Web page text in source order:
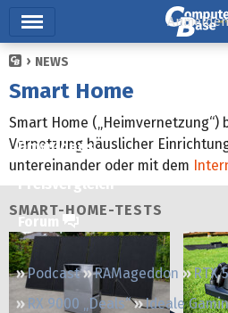
Ticker
Downloads
Preisvergleich
Forum
Podcast RAMageddon
RTX
RX 9000 „Deals“
Ideale
Anmelden
NEWS
Smart Home
Smart Home („Heimvernetzung“)
Vernetzung häuslicher
untereinander oder mit dem
SMART-HOME-TESTS